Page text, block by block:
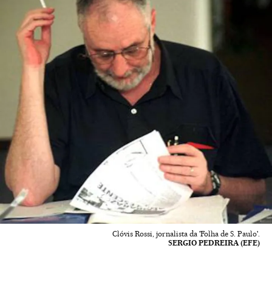
Clóvis Rossi, jornalista da 'Folha de S. Paulo'.
SERGIO PEDREIRA (EFE)